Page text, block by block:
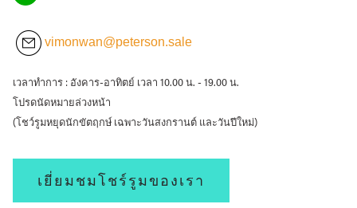
vimonwan@peterson.sale
เวลาทำการ : อังคาร-อาทิตย์ เวลา 10.00 น. - 19.00 น.
โปรดนัดหมายล่วงหน้า
(โชว์รูมหยุดนักขัตฤกษ์ เฉพาะวันสงกรานต์ และวันปีใหม่)
เยี่ยมชมโชร์รูมของเรา